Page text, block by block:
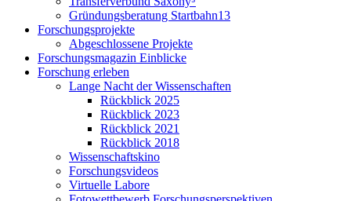
Gründungsberatung Startbahn13
Forschungsprojekte
Abgeschlossene Projekte
Forschungsmagazin Einblicke
Forschung erleben
Lange Nacht der Wissenschaften
Rückblick 2025
Rückblick 2023
Rückblick 2021
Rückblick 2018
Wissenschaftskino
Forschungsvideos
Virtuelle Labore